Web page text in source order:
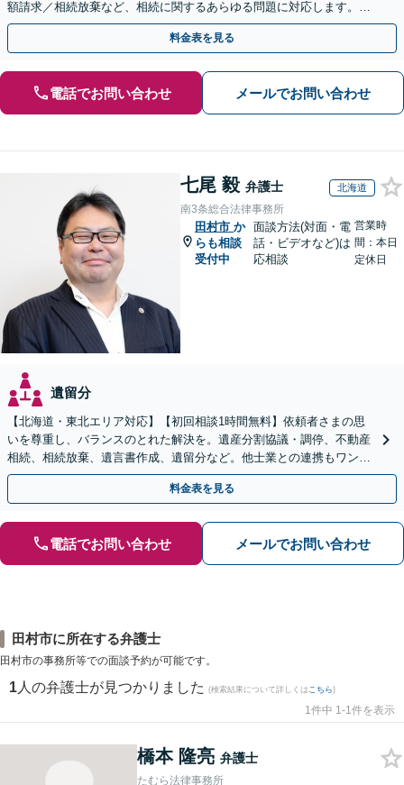
額請求／相続放棄など、相続に関するあらゆる問題に対応します。ご
事情やご意向を丁寧にお聞きし、有利な解決を目指します
料金表を見る
電話でお問い合わせ メールでお問い合わせ
七尾 毅 弁護士 北海道
南3条総合法律事務所
田村市 か
らも相談
受付中
面談方法(対面・電
話・ビデオなど)は
応相談
営業時
間：本日
定休日
遺留分
【北海道・東北エリア対応】【初回相談1時間無料】依頼者さまの思
いを尊重し、バランスのとれた解決を。遺産分割協議・調停、不動産
相続、相続放棄、遺言書作成、遺留分など。他士業との連携もワンス
トップで対応します【休日・夜間面談OK】
料金表を見る
電話でお問い合わせ メールでお問い合わせ
田村市に所在する弁護士
田村市の事務所等での面談予約が可能です。
1 人の弁護士が見つかりました (検索結果について詳しくは こちら)
1件中 1-1件を表示
橋本 隆亮 弁護士
たむら法律事務所